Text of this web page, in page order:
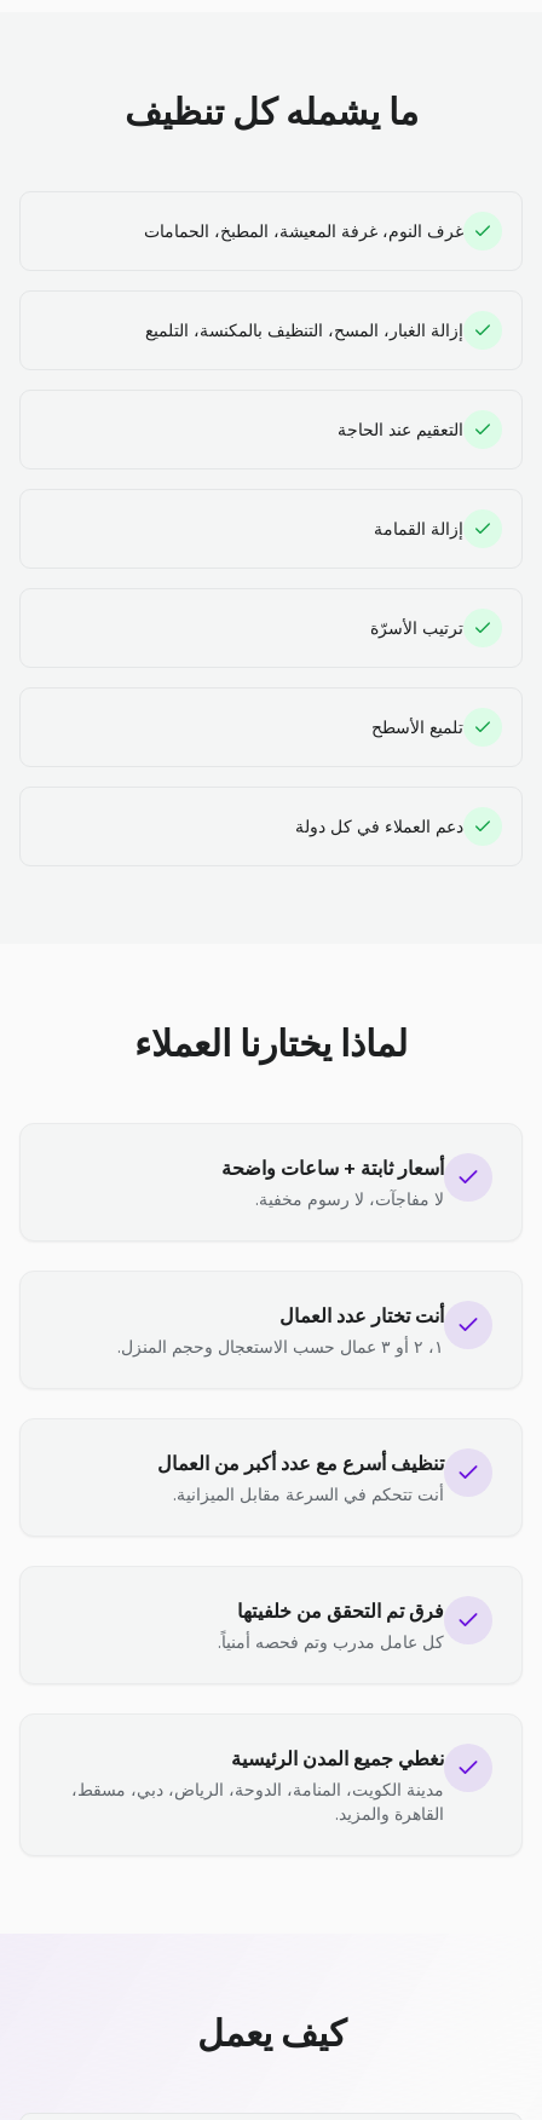
ما يشمله كل تنظيف
غرف النوم، غرفة المعيشة، المطبخ، الحمامات
إزالة الغبار، المسح، التنظيف بالمكنسة، التلميع
التعقيم عند الحاجة
إزالة القمامة
ترتيب الأسرّة
تلميع الأسطح
دعم العملاء في كل دولة
لماذا يختارنا العملاء
أسعار ثابتة + ساعات واضحة
لا مفاجآت، لا رسوم مخفية.
أنت تختار عدد العمال
١، ٢ أو ٣ عمال حسب الاستعجال وحجم المنزل.
تنظيف أسرع مع عدد أكبر من العمال
أنت تتحكم في السرعة مقابل الميزانية.
فرق تم التحقق من خلفيتها
كل عامل مدرب وتم فحصه أمنياً.
نغطي جميع المدن الرئيسية
مدينة الكويت، المنامة، الدوحة، الرياض، دبي، مسقط،
القاهرة والمزيد.
كيف يعمل